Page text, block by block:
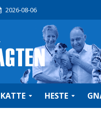
2026-08-06
KATTE HESTE